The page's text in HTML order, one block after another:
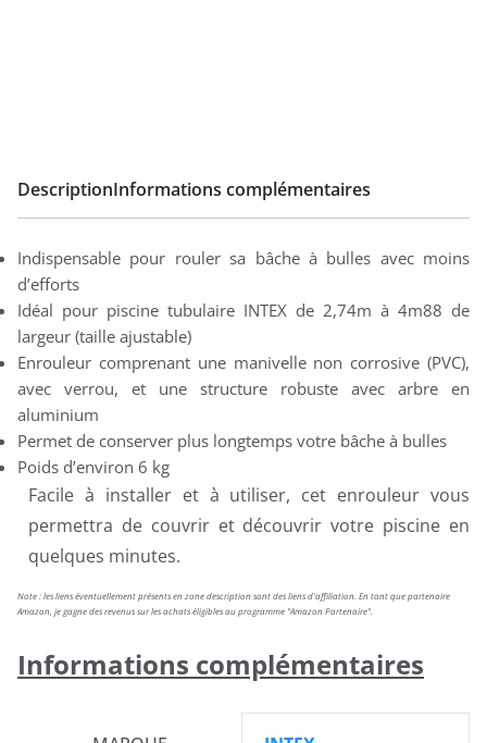
DescriptionInformations complémentaires
Indispensable pour rouler sa bâche à bulles avec moins
d’efforts
Idéal pour piscine tubulaire INTEX de 2,74m à 4m88 de
largeur (taille ajustable)
Enrouleur comprenant une manivelle non corrosive (PVC),
avec verrou, et une structure robuste avec arbre en
aluminium
Permet de conserver plus longtemps votre bâche à bulles
Poids d’environ 6 kg
Facile à installer et à utiliser, cet enrouleur vous
permettra de couvrir et découvrir votre piscine en
quelques minutes.
Note : les liens éventuellement présents en zone description sont des liens d'affiliation. En tant que partenaire
Amazon, je gagne des revenus sur les achats éligibles au programme "Amazon Partenaire".
Informations complémentaires